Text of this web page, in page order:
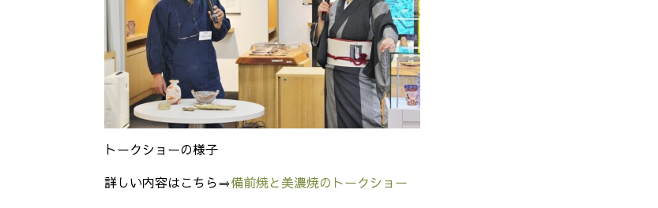
トークショーの様子
詳しい内容はこちら⇒備前焼と美濃焼のトークショー